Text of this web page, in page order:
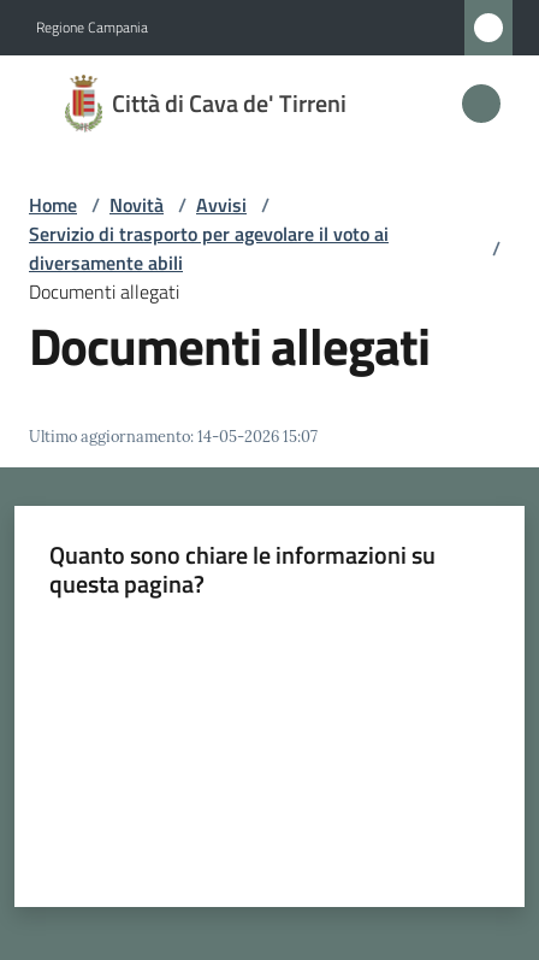
Regione Campania
Città di Cava de' Tirreni
Città
di
de'
Tirreni
Amministrazione
Menu selezionato
Servizi
Cava
de'
Home / Novità / Avvisi /
Servizio di trasporto per agevolare il voto ai
diversamente abili
/
Documenti allegati
Documenti allegati
Ultimo aggiornamento:14-05-2026 15:07
Quanto sono chiare le informazioni su
questa pagina?